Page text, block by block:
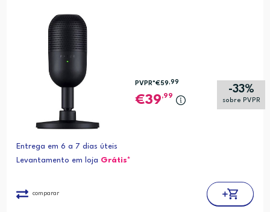
-33%
sobre PVPR
PVPR*€59,99
39,99
Entrega em 6 a 7 dias úteis
Levantamento em loja Grátis*
comparar